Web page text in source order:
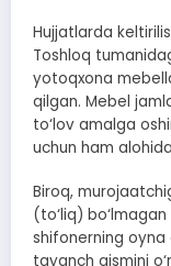
Hujjatlarda
Toshloq
yotoqxona
qilgan. Mebel
to‘lov amalga
uchun ham
Biroq,
(to‘liq)
shifonerning
tayanch qismini